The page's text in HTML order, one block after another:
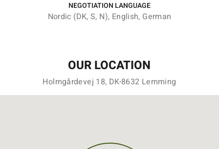
NEGOTIATION LANGUAGE
Nordic (DK, S, N), English, German
OUR LOCATION
Holmgårdevej 18, DK-8632 Lemming